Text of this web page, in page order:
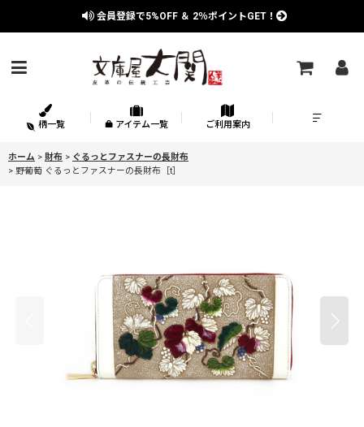
会員登録で5%OFF ＆ 2％ポイントGET！
柄一覧 アイテム一覧 ご利用案内
ホーム > 財布 > ぐるっとファスナーの長財布
> 野葡萄 ぐるっとファスナーの長財布［t］